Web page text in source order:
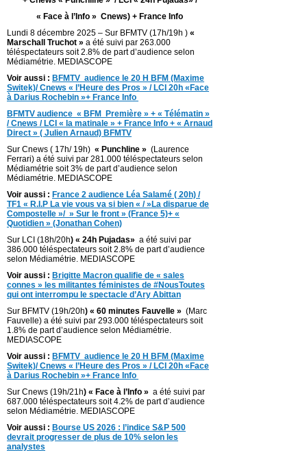
« Face à l’Info » Cnews) + France Info
Lundi 8 décembre 2025 – Sur BFMTV (17h/19h ) «
Marschall Truchot » a été suivi par 263.000
téléspectateurs soit 2.8% de part d’audience selon
Médiamétrie. MEDIASCOPE
Voir aussi : BFMTV audience le 20 H BFM (Maxime
Switek)/ Cnews « l’Heure des Pros » / LCI 20h «Face
à Darius Rochebin »+ France Info
BFMTV audience « BFM Première » + « Télématin »
/ Cnews / LCI « la matinale » + France Info + « Arnaud
Direct » ( Julien Arnaud) BFMTV
Sur Cnews ( 17h/ 19h) « Punchline » (Laurence
Ferrari) a été suivi par 281.000 téléspectateurs selon
Médiamétrie soit 3% de part d’audience selon
Médiamétrie. MEDIASCOPE
Voir aussi : France 2 audience Léa Salamé ( 20h) /
TF1 « R.I.P La vie vous va si bien « / »La disparue de
Compostelle »/ » Sur le front » (France 5)+ «
Quotidien » (Jonathan Cohen)
Sur LCI (18h/20h) « 24h Pujadas» a été suivi par
386.000 téléspectateurs soit 2.8% de part d’audience
selon Médiamétrie. MEDIASCOPE
Voir aussi : Brigitte Macron qualifie de « sales
connes » les militantes féministes de #NousToutes
qui ont interrompu le spectacle d’Ary Abittan
Sur BFMTV (19h/20h) « 60 minutes Fauvelle » (Marc
Fauvelle) a été suivi par 293.000 téléspectateurs soit
1.8% de part d’audience selon Médiamétrie.
MEDIASCOPE
Voir aussi : BFMTV audience le 20 H BFM (Maxime
Switek)/ Cnews « l’Heure des Pros » / LCI 20h «Face
à Darius Rochebin »+ France Info
Sur Cnews (19h/21h) « Face à l’Info » a été suivi par
687.000 téléspectateurs soit 4.2% de part d’audience
selon Médiamétrie. MEDIASCOPE
Voir aussi : Bourse US 2026 : l’indice S&P 500
devrait progresser de plus de 10% selon les
analystes